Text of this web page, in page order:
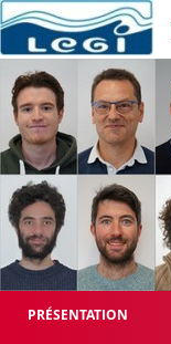
PRÉSENTATION